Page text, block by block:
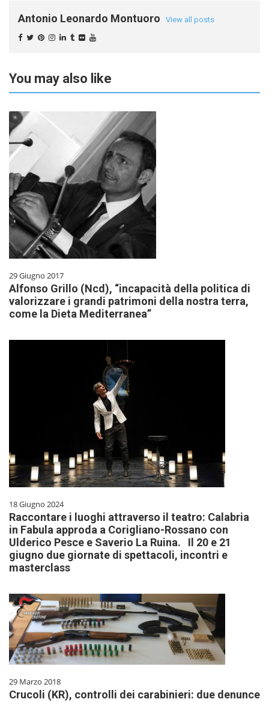
Antonio Leonardo Montuoro View all posts
You may also like
29 Giugno 2017
Alfonso Grillo (Ncd), “incapacità della politica di
valorizzare i grandi patrimoni della nostra terra,
come la Dieta Mediterranea”
18 Giugno 2024
Raccontare i luoghi attraverso il teatro: Calabria
in Fabula approda a Corigliano-Rossano con
Ulderico Pesce e Saverio La Ruina. Il 20 e 21
giugno due giornate di spettacoli, incontri e
masterclass
29 Marzo 2018
Crucoli (KR), controlli dei carabinieri: due denunce